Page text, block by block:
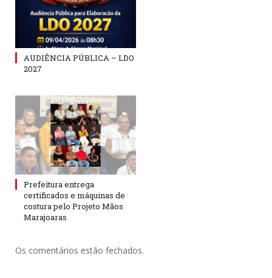
AUDIÊNCIA PÚBLICA – LDO
2027
Prefeitura entrega
certificados e máquinas de
costura pelo Projeto Mãos
Marajoaras
Os comentários estão fechados.